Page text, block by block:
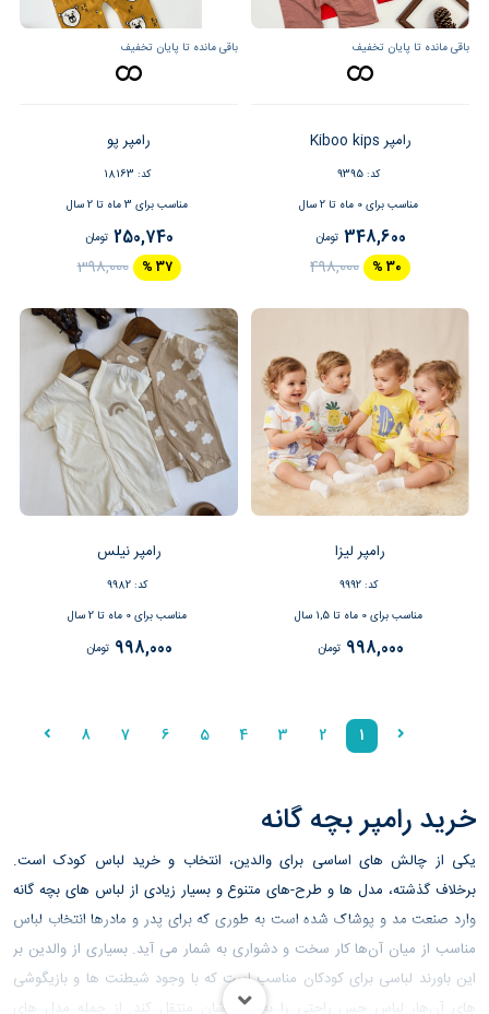
باقی مانده تا پایان تخفیف
رامپر Kiboo kips
کد: 9395
مناسب برای 0 ماه تا 2 سال
348,600 تومان
30 %
498,000
باقی مانده تا پایان تخفیف
رامپر پو
کد: 18163
مناسب برای 3 ماه تا 2 سال
250,740 تومان
37 %
398,000
رامپر لیزا
کد: 9992
مناسب برای 0 ماه تا 1,5 سال
998,000 تومان
رامپر نیلس
کد: 9982
مناسب برای 0 ماه تا 2 سال
998,000 تومان
1
2
3
4
5
6
7
8
خرید رامپر بچه گانه
یکی از چالش های اساسی برای والدین، انتخاب و خرید لباس کودک است.
برخلاف گذشته، مدل ها و طرح-های متنوع و بسیار زیادی از لباس های بچه گانه
وارد صنعت مد و پوشاک شده است به طوری که برای پدر و مادرها انتخاب لباس
مناسب از میان‌ آن‌ها کار سخت و دشواری به شمار می آید. بسیاری از والدین بر
این باورند لباسی برای کودکان مناسب است که با وجود شیطنت ها و بازیگوشی
های آن‌ها، لباس حس راحتی را به فرزندشان منتقل کند. از جمله مدل های